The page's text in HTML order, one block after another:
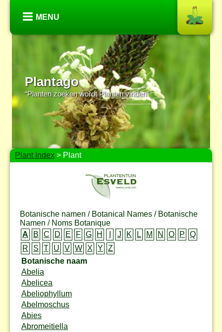
MENU
Plantago
“Planten zoeken wordt Planten vinden”
Plant Index > Plant
Botanische namen / Botanical Names / Botanische
Namen / Noms Botanique
A
B C D E F G H J K L M N O P
Q
R
S T U V W X Y
Z
Botanische naam
Abelia
Abelicea
Abeliophyllum
Abelmoschus
Abies
Abromeitiella